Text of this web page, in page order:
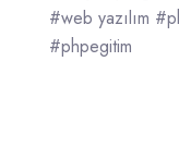
#web yazılım
#phpegitim